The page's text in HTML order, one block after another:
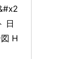
日
H